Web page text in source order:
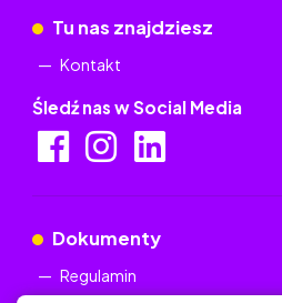
Tu nas znajdziesz
Kontakt
Śledź nas w Social Media
Dokumenty
Regulamin